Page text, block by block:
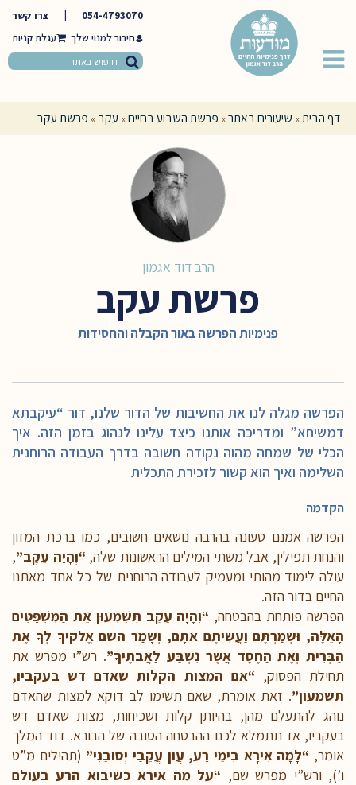
054-4793070
צרו קשר
חיבור למנוי שלך
דף הבית» שיעורים באתר» פרשת השבוע בחיים» עקב » פרשת עקב
הרב דוד אגמון
פרשת עקב
פנימיות הפרשה באור הקבלה והחסידות
הפרשה מגלה לנו את החשיבות של הדור שלנו, דור “עיקבתא
דמשיחא” ומדריכה אותנו כיצד עלינו לנהוג בזמן הזה. איך
הכלי של שמחה מהוה נקודה חשובה בדרך העבודה הרוחנית
השלימה ואיך הוא קשור לזכירת התכלית
הקדמה
הפרשה אמנם טעונה בהרבה נושאים חשובים, כמו ברכת המזון
והנחת תפילין, אבל משתי המילים הראשונות שלה, “וְהָיָה עֵקֶב”,
עולה לימוד מהותי ומעמיק לעבודה הרוחנית של כל אחד מאתנו
החיים בדור הזה.
הפרשה פותחת בהבטחה, “וְהָיָה עֵקֶב תִּשְׁמְעוּן אֵת הַמִּשְׁפָּטִים
הָאֵלֶּה, וּשְׁמַרְתֶּם וַעֲשִׂיתֶם אֹתָם, וְשָׁמַר השם אֱלֹקיךָ לְךָ אֶת
הַבְּרִית וְאֶת הַחֶסֶד אֲשֶׁר נִשְׁבַּע לַאֲבֹתֶיךָ”. רש”י מפרש את
תחילת הפסוק, “אם המצות הקלות שאדם דש בעקביו,
תשמעון”. זאת אומרת, שאם תשימו לב דוקא למצות שהאדם
נוהג להתעלם מהן, בהיותן קלות ושכיחות, מצות שאדם דש
בעקביו, אז תתמלא לכם ההבטחה הטובה של הבורא. דוד המלך
אומר, “לָמָּה אִירָא בִּימֵי רָע, עֲון עֲקֵבַי יְסוּבֵּנִי” (תהילים מ”ט
ו’), ורש”י מפרש שם, “על מה אירא כשיבוא הרע בעולם